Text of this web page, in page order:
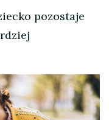
pozostaje